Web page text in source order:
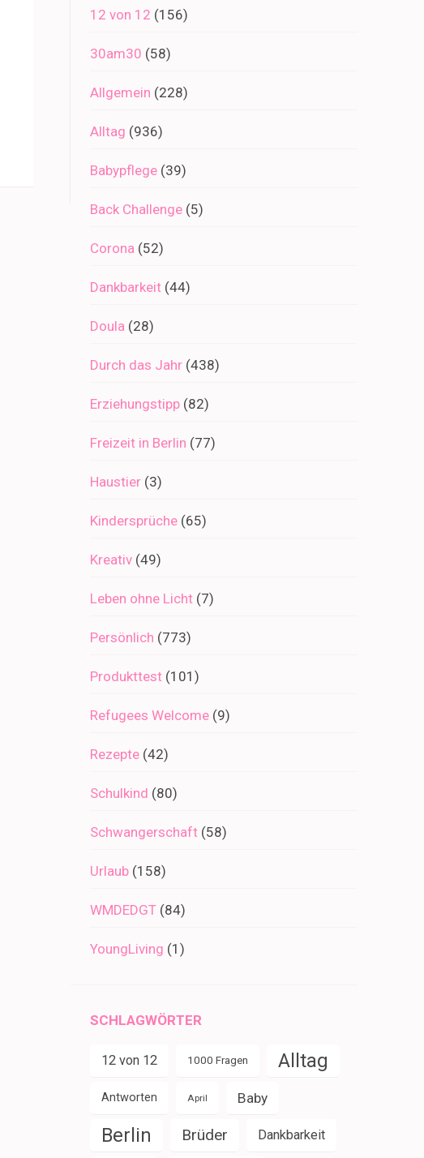
12 von 12 (156)
30am30 (58)
Allgemein (228)
Alltag (936)
Babypflege (39)
Back Challenge (5)
Corona (52)
Dankbarkeit (44)
Doula (28)
Durch das Jahr (438)
Erziehungstipp (82)
Freizeit in Berlin (77)
Haustier (3)
Kindersprüche (65)
Kreativ (49)
Leben ohne Licht (7)
Persönlich (773)
Produkttest (101)
Refugees Welcome (9)
Rezepte (42)
Schulkind (80)
Schwangerschaft (58)
Urlaub (158)
WMDEDGT (84)
YoungLiving (1)
SCHLAGWÖRTER
12 von 12 1000 Fragen Alltag
Antworten April Baby
Berlin Brüder Dankbarkeit